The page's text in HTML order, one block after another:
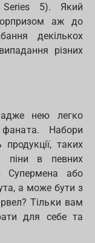
Series 5). Який
аж до
декількох
різних
адже нею легко
Набори
таких
піни в певних
Супермена або
а може бути з
Тільки вам
для себе та